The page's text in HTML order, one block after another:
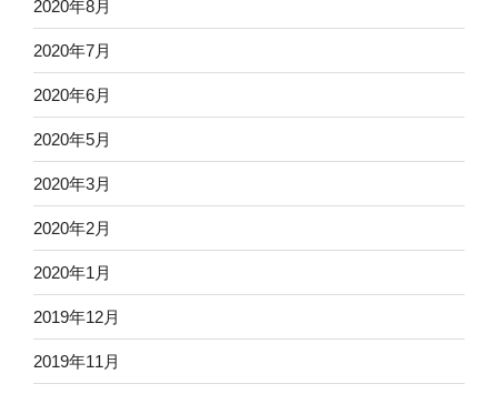
2020年8月
2020年7月
2020年6月
2020年5月
2020年3月
2020年2月
2020年1月
2019年12月
2019年11月